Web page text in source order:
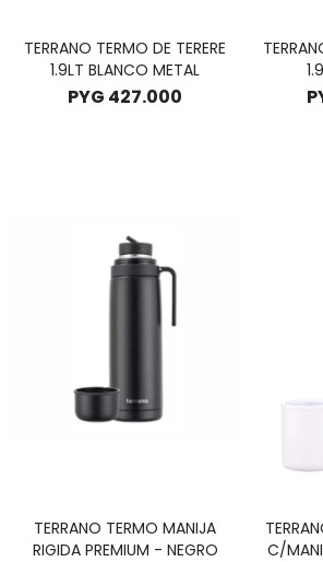
TERRANO TERMO DE TERERE
1.9LT BLANCO METAL
PYG 427.000
TERRANO TERMO MANIJA
RIGIDA PREMIUM - NEGRO
C/